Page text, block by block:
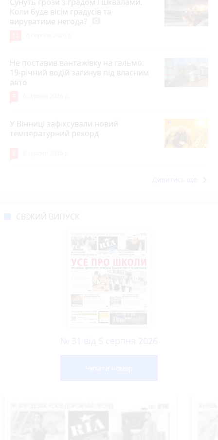
Коли буде вісім градусів та
вируватиме негода?
Не поставив вантажівку на гальмо:
19-річний водій загинув під власним
авто
У Вінниці зафіксували новий
температурний рекорд